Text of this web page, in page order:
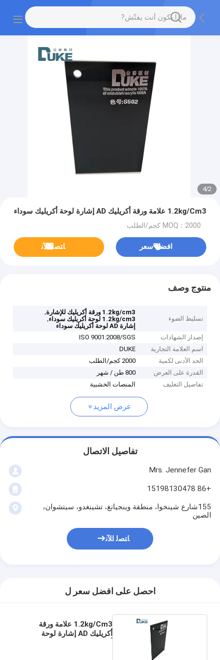
2
/
4
1.2kg/Cm3 علامة ورقة أكريليك AD إشارة لوحة أكريليك سوداء
MOQ：2000 كجم/الطلب
افضل سعر ﺎﺘﺼﻟ ﺍﻶﻧ
منتوج وصف
تسليط الضوء
1.2kg/cm3 ورقة أكريليك للإشارة
,
1.2kg/cm3 لوحة أكريليك سوداء
,
إشارة AD لوحة أكريليك سوداء
إصدار الشهادات
ISO 9001:2008/SGS
اسم العلامة التجارية
DUKE
الحد الأدنى لكمية
2000 كجم/الطلب
القدرة على العرض
800 طن / شهر
تفاصيل التغليف
المنصات الخشبية
عرض المزيد
تفاصيل الاتصال
Mrs. Jennefer Gan
+86 15198130478
155شارع شينخوا، منطقة وينجيانغ، تشينغدو، سيتشوان،
الصين
ﺎﺘﺼﻟ ﺍﻶﻧ
احصل على افضل سعر ل
1.2kg/Cm3 علامة ورقة
أكريليك AD إشارة لوحة